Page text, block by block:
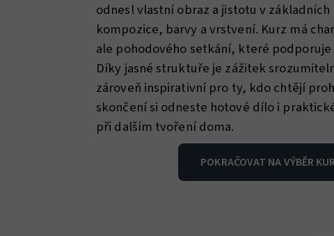
odnesl vlastní obraz a jistotu v
kompozice, barvy a vrstvení. Kurz má
ale pohodového setkání, které
Díky jasné struktuře je zážitek
zároveň inspirativní pro ty, kdo chtějí
skončení si odneste hotové dílo i
při dalším tvoření doma.
POKRAČOVAT NA VÝBĚR